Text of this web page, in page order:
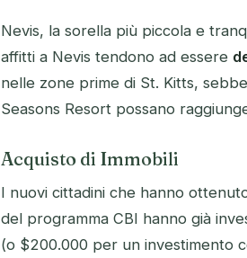
Nevis, la sorella più piccola e
affitti a Nevis tendono ad essere
nelle zone prime di St. Kitts,
Seasons Resort possano
Acquisto di Immobili
I nuovi cittadini che hanno
del programma CBI hanno già
(o $200.000 per un investimento